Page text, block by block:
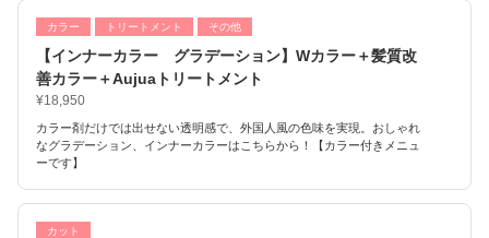
カラー トリートメント その他
【インナーカラー グラデーション】Wカラー＋髪質改
善カラー＋Aujuaトリートメント
¥18,950
カラー剤だけでは出せない透明感で、外国人風の色味を実現。おしゃれ
なグラデーション、インナーカラーはこちらから！【カラー付きメニュ
ーです】
カット